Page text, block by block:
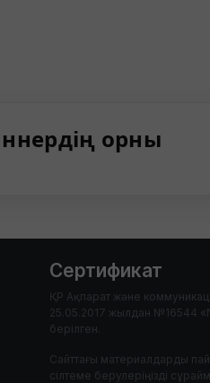
орны
Сертификат
ҚР Ақпарат және
25.05.2017 жылдан №16544
берілген.
Сайттағы материалдарды
сілтеме берулеріңізді